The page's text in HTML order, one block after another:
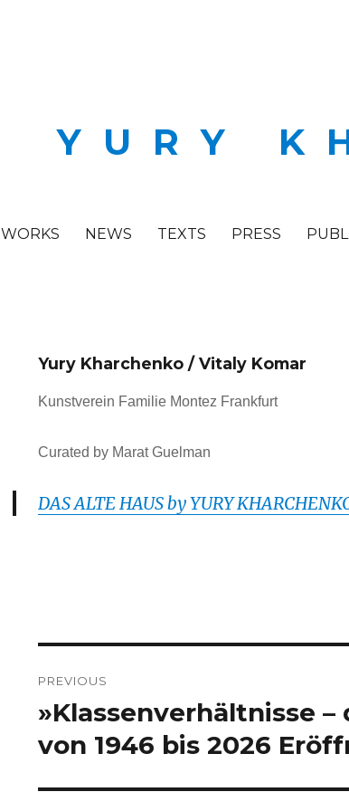
YURY
WORKS NEWS TEXTS PRESS
Yury Kharchenko / Vitaly Komar
Kunstverein Familie Montez Frankfurt
Curated by Marat Guelman
DAS ALTE HAUS by YURY
navigation
PREVIOUS
Previous
»Klassenverhältnisse
von 1946 bis 2026